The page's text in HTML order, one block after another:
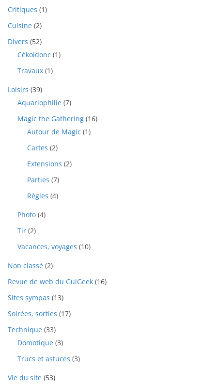
Critiques (1)
Cuisine (2)
Divers (52)
Cékoidonc (1)
Travaux (1)
Loisirs (39)
Aquariophilie (7)
Magic the Gathering (16)
Autour de Magic (1)
Cartes (2)
Extensions (2)
Parties (7)
Règles (4)
Photo (4)
Tir (2)
Vacances, voyages (10)
Non classé (2)
Revue de web du GuiGeek (16)
Sites sympas (13)
Soirées, sorties (17)
Technique (33)
Domotique (3)
Trucs et astuces (3)
Vie du site (53)